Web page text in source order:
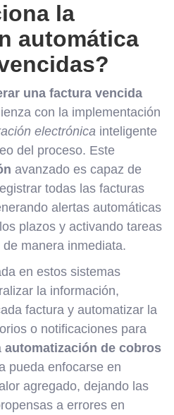
la
automática
una factura vencida
con la implementación
electrónica inteligente
del proceso. Este
avanzado es capaz de
todas las facturas
alertas automáticas
plazos y activando tareas
manera inmediata.
en estos sistemas
la información,
factura y automatizar la
o notificaciones para
automatización de cobros
pueda enfocarse en
agregado, dejando las
a errores en